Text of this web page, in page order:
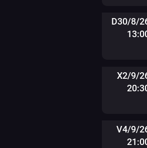
D30/8/
X2/9/
V4/9/